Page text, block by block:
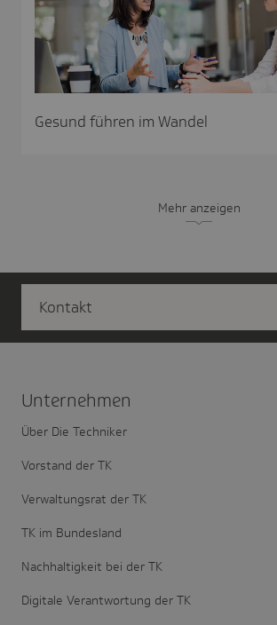
Gesund führen im Wandel
Mehr anzeigen
Kontakt
Unter­nehmen
Über Die Techniker
Vorstand der TK
Verwaltungsrat der TK
TK im Bundesland
Nachhaltigkeit bei der TK
Digitale Verantwortung der TK